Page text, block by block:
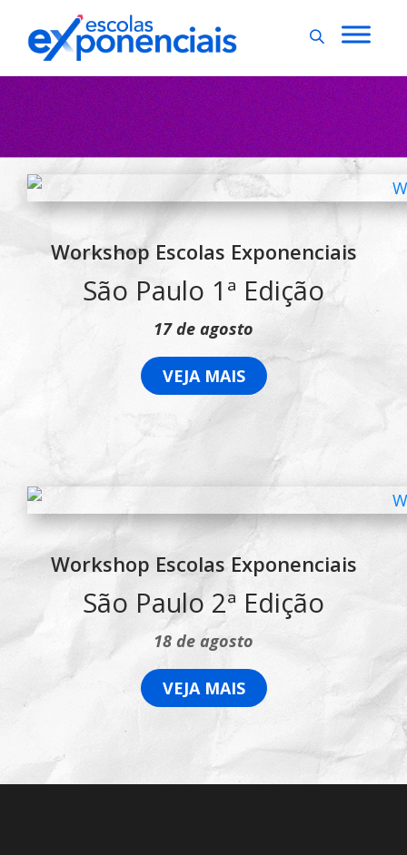
Workshop Escolas Exponenciais
São Paulo 1ª Edição
17 de agosto
VEJA MAIS
Workshop Escolas Exponenciais
São Paulo 2ª Edição
18 de agosto
VEJA MAIS